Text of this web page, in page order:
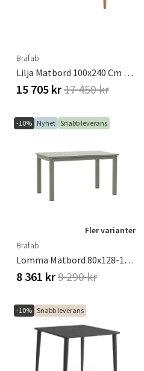
Brafab
Lilja Matbord 100x240 Cm Teak
15 705 kr17 450 kr
-10% Nyhet Snabb leverans
Fler varianter
Brafab
Lomma Matbord 80x128-187 Cm Dusty Green
8 361 kr9 290 kr
-10% Snabb leverans